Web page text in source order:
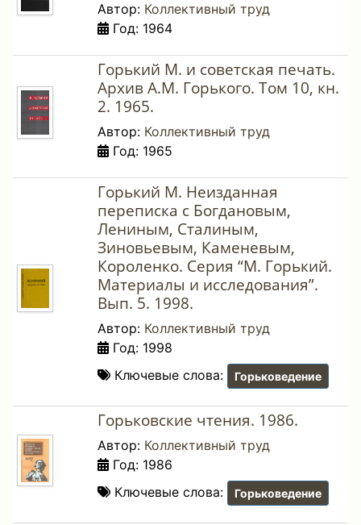
Автор: Коллективный труд
Год: 1964
Горький М. и советская печать.
Архив А.М. Горького. Том 10, кн.
2. 1965.
Автор: Коллективный труд
Год: 1965
Горький М. Неизданная
переписка с Богдановым,
Лениным, Сталиным,
Зиновьевым, Каменевым,
Короленко. Серия “М. Горький.
Материалы и исследования”.
Вып. 5. 1998.
Автор: Коллективный труд
Год: 1998
Ключевые слова:
Горьковедение
Горьковские чтения. 1986.
Автор: Коллективный труд
Год: 1986
Ключевые слова:
Горьковедение